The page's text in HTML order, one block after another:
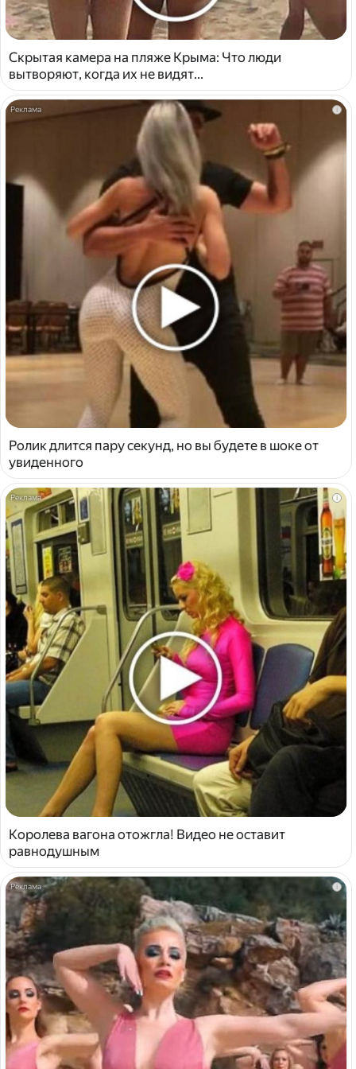
Скрытая камера на пляже Крыма: Что люди
вытворяют, когда их не видят...
i
Ролик длится пару секунд, но вы будете в шоке от
увиденного
i
Королева вагона отожгла! Видео не оставит
равнодушным
i